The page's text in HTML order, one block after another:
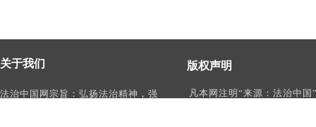
版权声明
凡本网注明“来源：法治中国
关于我们
法治中国网宗旨：弘扬法治精神，强